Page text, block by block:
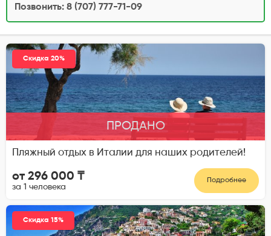
Позвонить: 8 (707) 777-71-09
Скидка 20%
ПРОДАНО
Пляжный отдых в Италии для наших родителей!
от 296 000 ₸
за 1 человека
Подробнее
Скидка 15%